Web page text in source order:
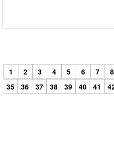
1 2 3 4 5 6 7 8
35
36 37 38 39 40 41